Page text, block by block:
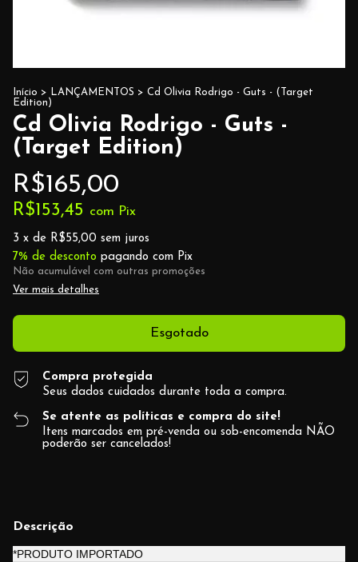
Início > LANÇAMENTOS > Cd Olivia Rodrigo - Guts - (Target
Edition)
Cd Olivia Rodrigo - Guts -
(Target Edition)
R$165,00
R$153,45 com Pix
3 x de R$55,00 sem juros
7% de desconto pagando com Pix
Não acumulável com outras promoções
Ver mais detalhes
Compra protegida
Seus dados cuidados durante toda a compra.
Se atente as políticas e compra do site!
Itens marcados em pré-venda ou sob-encomenda NÃO
poderão ser cancelados!
Descrição
*PRODUTO IMPORTADO